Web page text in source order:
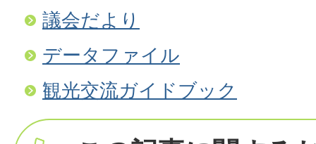
議会だより
データファイル
観光交流ガイドブック